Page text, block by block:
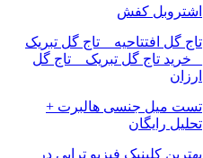
اشتروبل کفش
تاج گل افتتاحیه _ تاج گل تبریک
_ خرید تاج گل تبریک _ تاج گل
ارزان
تست میل جنسی هالبرت +
تحلیل رایگان
بهترین کلینیک فیزیو تراپی در